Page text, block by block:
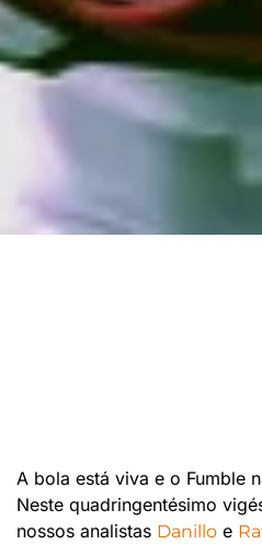
A bola está viva e o Fumble
Neste quadringentésimo
nossos analistas Danillo e